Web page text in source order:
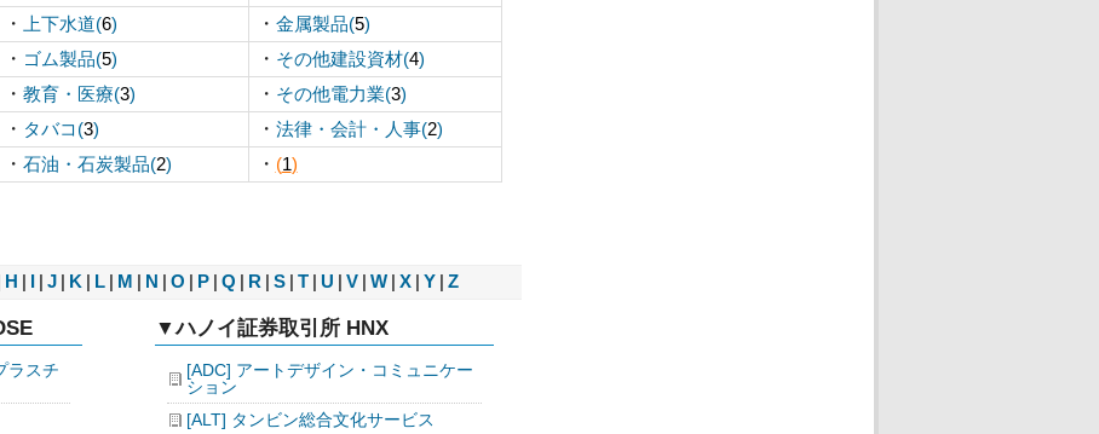
・ 上下水道(6) ・ 金属製品(5)
・ ゴム製品(5) ・ その他建設資材(4)
・ 教育・医療(3) ・ その他電力業(3)
・ タバコ(3) ・ 法律・会計・人事(2)
・ 石油・石炭製品(2) ・ (1)
H J K L M N O P Q R S T U V W X Y Z
ラスチ
▼ハノイ証券取引所 HNX
[ADC] アートデザイン・コミュニケー
ション
[ALT] タンビン総合文化サービス